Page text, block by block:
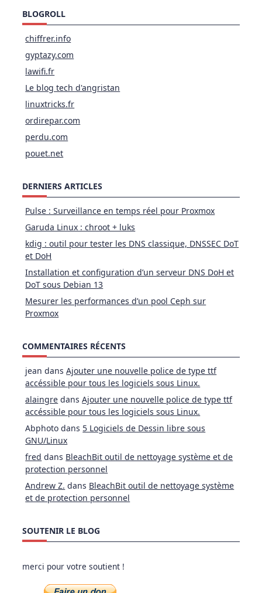
BLOGROLL
chiffrer.info
gyptazy.com
lawifi.fr
Le blog tech d'angristan
linuxtricks.fr
ordirepar.com
perdu.com
pouet.net
DERNIERS ARTICLES
Pulse : Surveillance en temps réel pour Proxmox
Garuda Linux : chroot + luks
kdig : outil pour tester les DNS classique, DNSSEC DoT
et DoH
Installation et configuration d’un serveur DNS DoH et
DoT sous Debian 13
Mesurer les performances d’un pool Ceph sur
Proxmox
COMMENTAIRES RÉCENTS
jean dansAjouter une nouvelle police de type ttf
accéssible pour tous les logiciels sous Linux.
alaingre dansAjouter une nouvelle police de type ttf
accéssible pour tous les logiciels sous Linux.
Abphoto dans 5 Logiciels de Dessin libre sous
GNU/Linux
fred dans BleachBit outil de nettoyage système et de
protection personnel
Andrew Z. dans BleachBit outil de nettoyage système
et de protection personnel
SOUTENIR LE BLOG
merci pour votre soutient !